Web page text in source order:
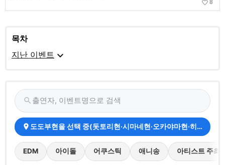
favorite_border 8
목차
지난 이벤트 expand_more
search 출연자, 이벤트명으로 검색
place 도도부현을 선택 중(돗토리현·시마네현·오카야마현·히로시마
EDM 아이돌 어쿠스틱 애니송 아티스트 주최